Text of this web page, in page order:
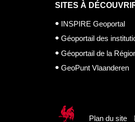
SITES À
INSPIRE Geoportal
Géoportail des
Géoportail de la
GeoPunt Vlaanderen
Plan du site